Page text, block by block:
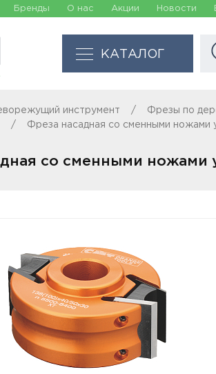
Бренды О нас Акции Новости
КАТАЛОГ
инструмент Фрезы по
Фреза насадная со сменными ножами
со сменными ножами